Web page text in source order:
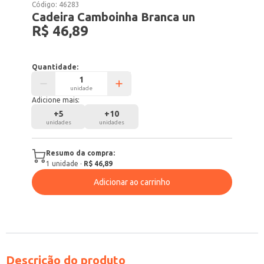
Código: 46283
Cadeira Camboinha Branca un
R$ 46,89
Quantidade:
unidade
Adicione mais:
+5
unidades
+10
unidades
Resumo da compra:
1 unidade · R$ 46,89
Adicionar ao carrinho
Descrição do produto